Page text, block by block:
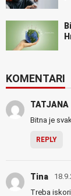
KOMENTARI
TATJANA
Bitna je
REPLY
Tina
Treba